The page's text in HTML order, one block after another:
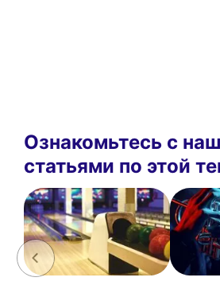
Ознакомьтесь с
статьями по этой